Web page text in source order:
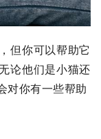
但你可以帮助它
论他们是小猫还
对你有一些帮助